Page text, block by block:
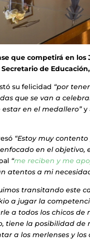
que competirá en los
de
su felicidad “por
que se van a
en el medallero”y
“Estoy muy
en el objetivo,
“me reciben y me
atentos a mi
transitando este
a jugar la
a todos los chicos de
tiene la posibilidad
a los merlenses y